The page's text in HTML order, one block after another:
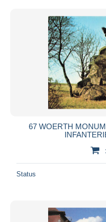
67 WOERTH
Status